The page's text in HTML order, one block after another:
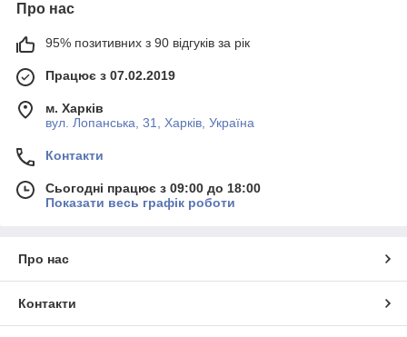
Про нас
95% позитивних з 90 відгуків за рік
Працює з 07.02.2019
м. Харків
вул. Лопанська, 31, Харків, Україна
Контакти
Сьогодні працює з 09:00 до 18:00
Показати весь графік роботи
Про нас
Контакти